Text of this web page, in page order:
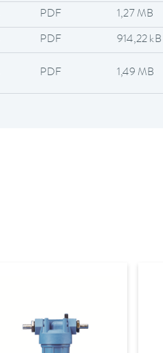
PDF 1,27 MB
PDF 914,22 kB
PDF 1,49 MB